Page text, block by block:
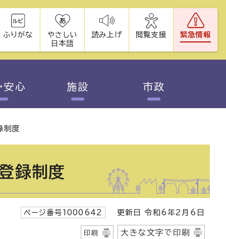
ふりがな
やさしい
日本語
読み上げ 閲覧支援 緊急情報
安心 施設 市政
制度
録制度
ページ番号1000642 更新日 令和6年2月6日
印刷 大きな文字で印刷